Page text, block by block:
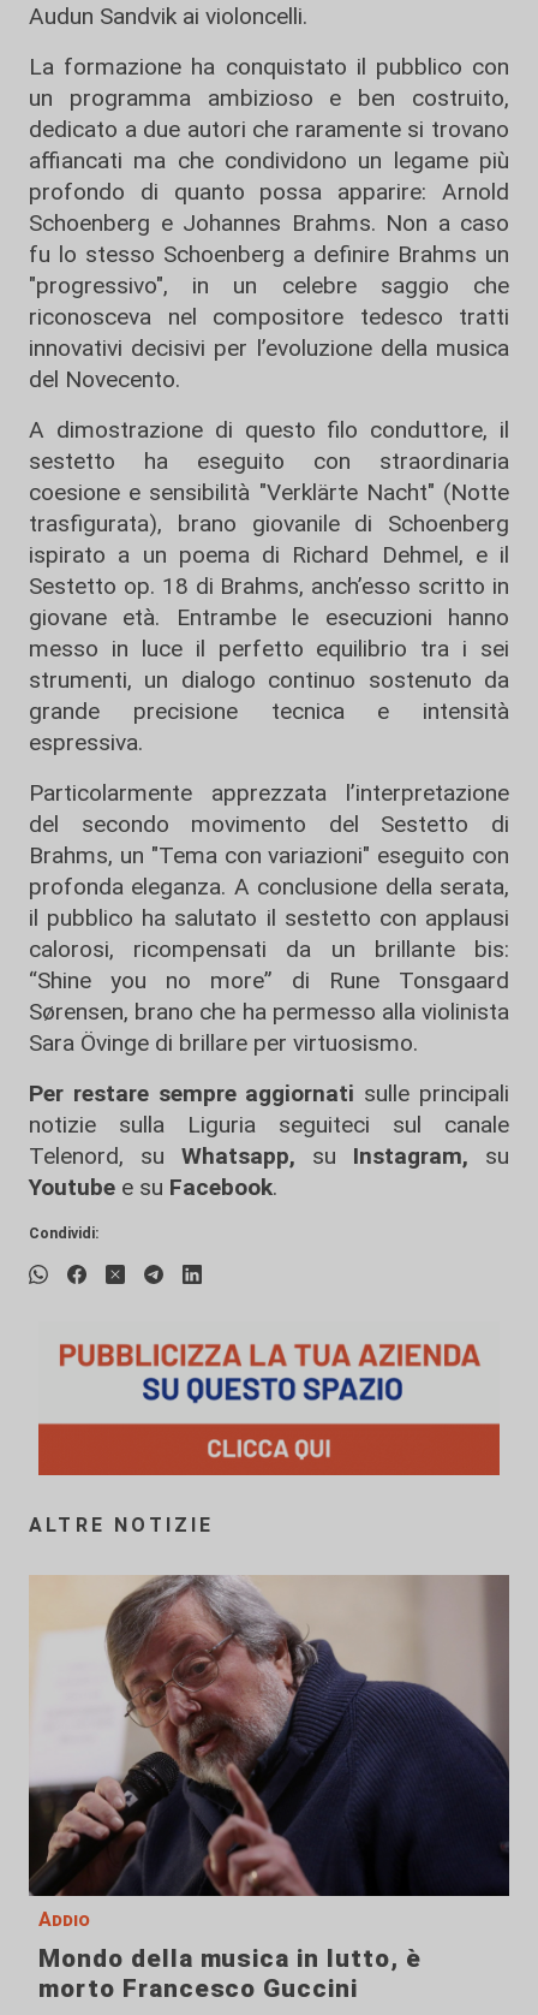
Audun Sandvik ai violoncelli.
La formazione ha conquistato il pubblico con
un programma ambizioso e ben costruito,
dedicato a due autori che raramente si trovano
affiancati ma che condividono un legame più
profondo di quanto possa apparire: Arnold
Schoenberg e Johannes Brahms. Non a caso
fu lo stesso Schoenberg a definire Brahms un
"progressivo", in un celebre saggio che
riconosceva nel compositore tedesco tratti
innovativi decisivi per l’evoluzione della musica
del Novecento.
A dimostrazione di questo filo conduttore, il
sestetto ha eseguito con straordinaria
coesione e sensibilità "Verklärte Nacht" (Notte
trasfigurata), brano giovanile di Schoenberg
ispirato a un poema di Richard Dehmel, e il
Sestetto op. 18 di Brahms, anch’esso scritto in
giovane età. Entrambe le esecuzioni hanno
messo in luce il perfetto equilibrio tra i sei
strumenti, un dialogo continuo sostenuto da
grande precisione tecnica e intensità
espressiva.
Particolarmente apprezzata l’interpretazione
del secondo movimento del Sestetto di
Brahms, un "Tema con variazioni" eseguito con
profonda eleganza. A conclusione della serata,
il pubblico ha salutato il sestetto con applausi
calorosi, ricompensati da un brillante bis:
“Shine you no more” di Rune Tonsgaard
Sørensen, brano che ha permesso alla violinista
Sara Övinge di brillare per virtuosismo.
Per restare sempre aggiornati sulle principali
notizie sulla Liguria seguiteci sul canale
Telenord, su
Whatsapp, su Instagram, su
Youtube e su Facebook.
Condividi:
ALTRE NOTIZIE
Addio
Mondo della musica in lutto, è
morto Francesco Guccini